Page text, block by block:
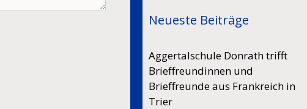
Neueste Beiträge
Aggertalschule Donrath trifft
Brieffreundinnen und
Brieffreunde aus Frankreich in
Trier